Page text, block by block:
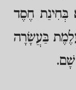
בְּחִינַת חֶסֶד
בַּעֲשָׂרָה